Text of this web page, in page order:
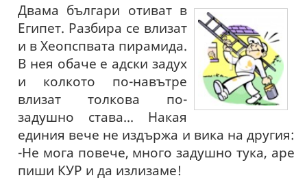
Двама българи отиват в
Египет. Разбира се влизат
и в Хеопспвата пирамида.
В нея обаче е адски задух
и колкото по-навътре
влизат толкова по-
задушно става... Накая
единия вече не издържа и вика на другия:
-Не мога повече, много задушно тука, аре
пиши КУР и да излизаме!